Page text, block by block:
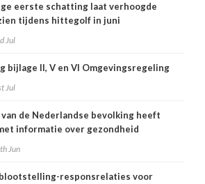
eerste schatting laat verhoogde
tijdens hittegolf in juni
Jul
bijlage II, V en VI Omgevingsregeling
Jul
de Nederlandse bevolking heeft
informatie over gezondheid
Jun
responsrelaties voor